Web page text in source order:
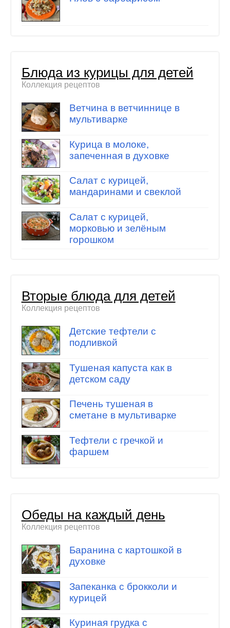
Блюда из курицы для детей
Коллекция рецептов
Ветчина в ветчиннице в
мультиварке
Курица в молоке,
запеченная в духовке
Салат с курицей,
мандаринами и свеклой
Салат с курицей,
морковью и зелёным
горошком
Вторые блюда для детей
Коллекция рецептов
Детские тефтели с
подливкой
Тушеная капуста как в
детском саду
Печень тушеная в
сметане в мультиварке
Тефтели с гречкой и
фаршем
Обеды на каждый день
Коллекция рецептов
Баранина с картошкой в
духовке
Запеканка с брокколи и
курицей
Куриная грудка с